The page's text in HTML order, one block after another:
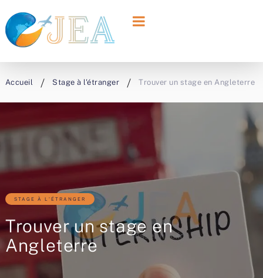
Accueil Stage à l'étranger Trouver un stage en Angleterre
STAGE À L'ÉTRANGER
Trouver un stage en
Angleterre